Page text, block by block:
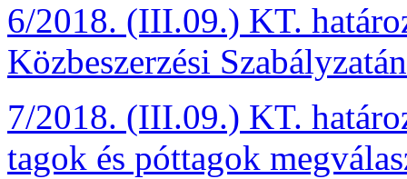
6/2018. (III.09.) KT.
Közbeszerzési
7/2018. (III.09.) KT.
tagok és póttagok